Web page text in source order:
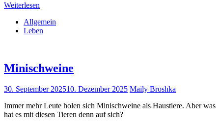
Weiterlesen
Allgemein
Leben
Minischweine
30. September 202510. Dezember 2025 Maily Broshka
Immer mehr Leute holen sich Minischweine als Haustiere. Aber was
hat es mit diesen Tieren denn auf sich?